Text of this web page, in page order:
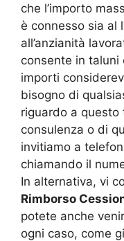
che l’importo
è connesso sia al
all’anzianità
consente in taluni
importi
bisogno di
riguardo a
consulenza o di
invitiamo a
chiamando il
In alternativa, vi
Rimborso
potete anche
ogni caso, come